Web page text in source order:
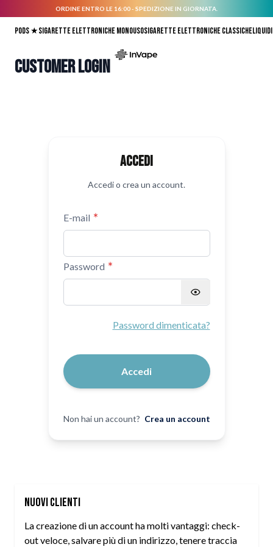
ORDINE ENTRO LE 16:00 - SPEDIZIONE IN GIORNATA.
Pods ★Sigarette elettroniche monousoSigarette elettroniche classiche
Customer Login
Accedi
Accedi o crea un account.
E-mail
Password
Password dimenticata?
Accedi
Non hai un account? Crea un account
Nuovi Clienti
La creazione di un account ha molti vantaggi: check-
out veloce, salvare più di un indirizzo, tenere traccia